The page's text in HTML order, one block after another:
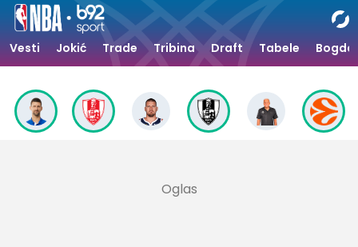
Vesti Jokić Trade Tribina Draft Tabele